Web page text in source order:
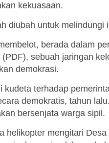
kekuasaan.
diubah untuk melindungi
berada dalam
sebuah jaringan
demokrasi.
kudeta terhadap
demokratis, tahun
bersenjata warga sipil.
helikopter mengitari Desa